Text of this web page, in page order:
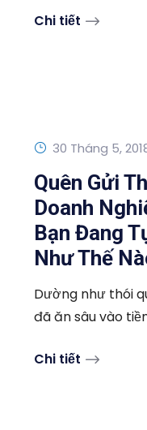
Chi tiết
30 Tháng 5,
Quên Gửi
Doanh
Bạn Đang
Như Thế
Dường như thói
đã ăn sâu vào
Chi tiết